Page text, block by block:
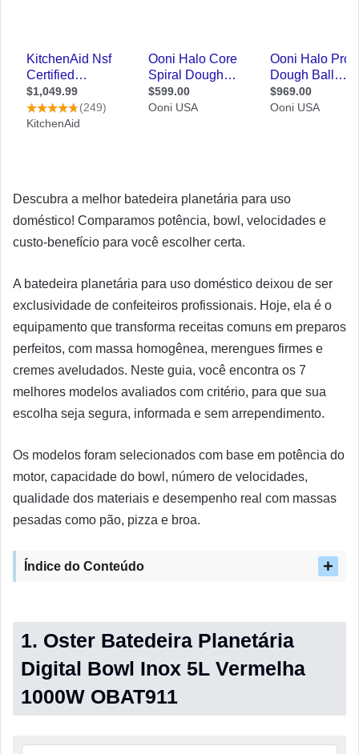
Descubra a melhor batedeira planetária para uso
doméstico! Comparamos potência, bowl, velocidades e
custo-benefício para você escolher certa.
A batedeira planetária para uso doméstico deixou de ser
exclusividade de confeiteiros profissionais. Hoje, ela é o
equipamento que transforma receitas comuns em preparos
perfeitos, com massa homogênea, merengues firmes e
cremes aveludados. Neste guia, você encontra os 7
melhores modelos avaliados com critério, para que sua
escolha seja segura, informada e sem arrependimento.
Os modelos foram selecionados com base em potência do
motor, capacidade do bowl, número de velocidades,
qualidade dos materiais e desempenho real com massas
pesadas como pão, pizza e broa.
Índice do Conteúdo
1. Oster Batedeira Planetária
Digital Bowl Inox 5L Vermelha
1000W OBAT911